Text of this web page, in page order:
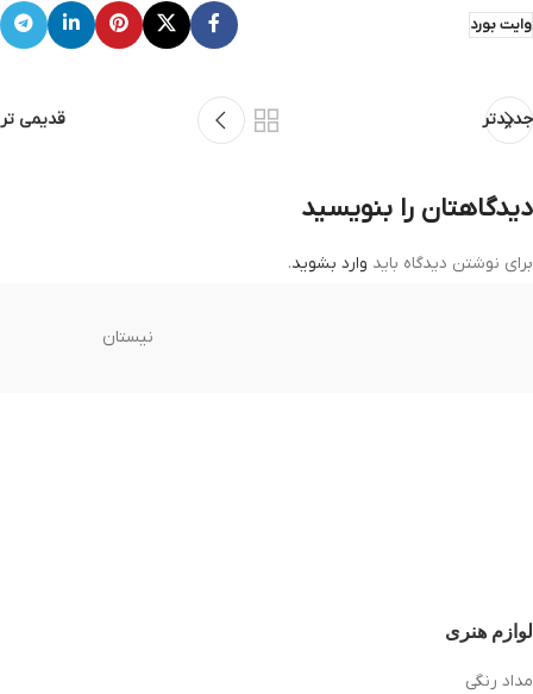
وایت بورد
جدیدتر قدیمی تر
دیدگاهتان را بنویسید
برای نوشتن دیدگاه باید وارد بشوید.
نیستان
لوازم هنری
مداد رنگی